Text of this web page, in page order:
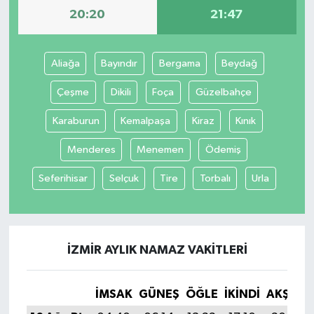
20:20 21:47
Aliağa Bayındır Bergama Beydağ
Çeşme Dikili Foça Güzelbahçe
Karaburun Kemalpaşa Kiraz Kınık
Menderes Menemen Ödemiş
Seferihisar Selçuk Tire Torbalı Urla
İZMIR AYLIK NAMAZ VAKITLERI
İMSAK GÜNEŞ ÖĞLE İKINDI
AKŞAM
İvrindi
KENT GÜNDEMİ
Kepsut
KÜLTÜR-SANAT
MAGAZİN
MANŞET
Manyas